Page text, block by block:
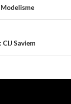
Modelisme
Saviem